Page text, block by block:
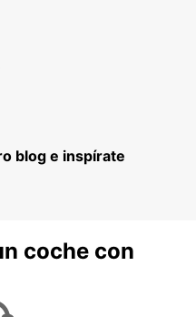
blog e inspírate
coche con